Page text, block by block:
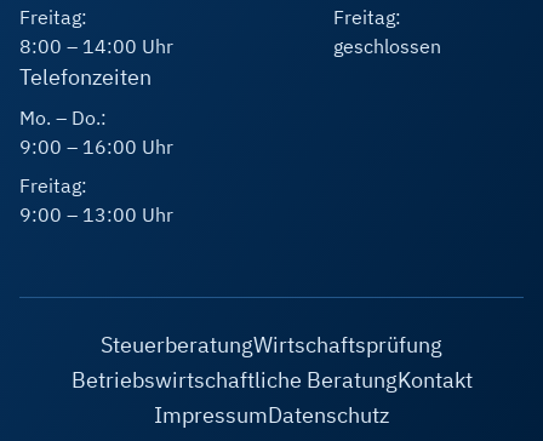
Freitag:
8:00 – 14:00 Uhr
Freitag:
geschlossen
Telefonzeiten
Mo. – Do.:
9:00 – 16:00 Uhr
Freitag:
9:00 – 13:00 Uhr
SteuerberatungWirtschaftsprüfung
Betriebswirtschaftliche BeratungKontakt
ImpressumDatenschutz